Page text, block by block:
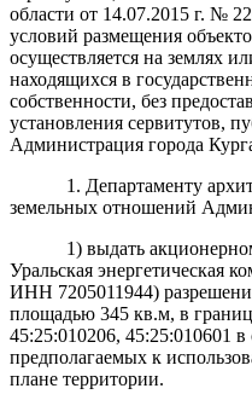
области от 14.07.2015 г. №
условий размещения
осуществляется на землях
находящихся в
собственности, без
установления сервитутов,
Администрация города
1. Департаменту
земельных отношений
1) выдать
Уральская энергетическая
ИНН 7205011944)
площадью 345 кв.м, в
45:25:010206, 45:25:010601 в
предполагаемых к
плане территории.